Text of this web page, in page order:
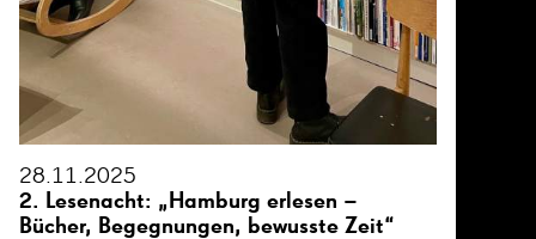
28.11.2025
2. Lesenacht: „Hamburg erlesen –
Bücher, Begegnungen, bewusste Zeit“